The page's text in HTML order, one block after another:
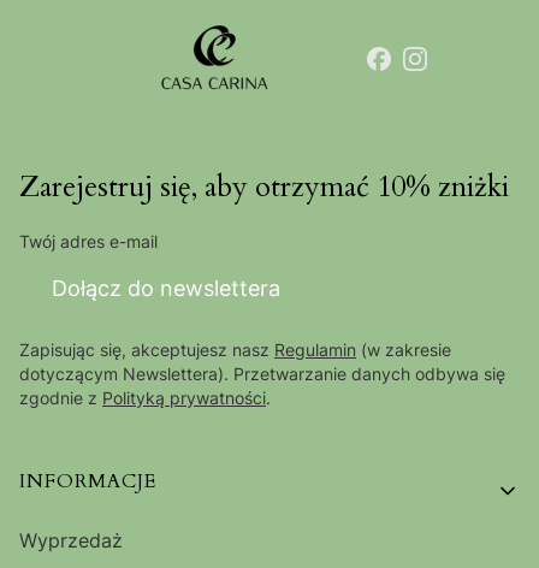
Zarejestruj się, aby otrzymać 10% zniżki
Twój adres e-mail
Dołącz do newslettera
Zapisując się, akceptujesz nasz Regulamin (w zakresie
dotyczącym Newslettera). Przetwarzanie danych odbywa się
zgodnie z Polityką prywatności.
Linki w stopce
INFORMACJE
Wyprzedaż